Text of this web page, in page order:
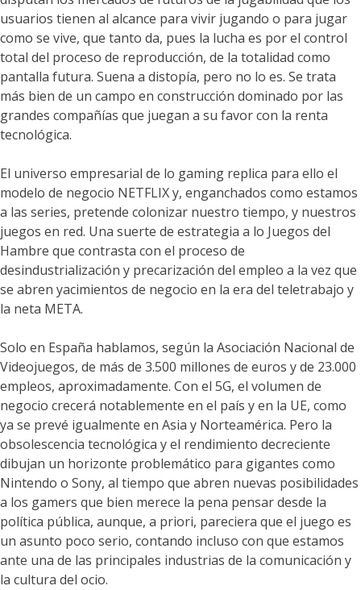
usuarios tienen al alcance para vivir jugando o para jugar
como se vive, que tanto da, pues la lucha es por el control
total del proceso de reproducción, de la totalidad como
pantalla futura. Suena a distopía, pero no lo es. Se trata
más bien de un campo en construcción dominado por las
grandes compañías que juegan a su favor con la renta
tecnológica.
El universo empresarial de lo gaming replica para ello el
modelo de negocio NETFLIX y, enganchados como estamos
a las series, pretende colonizar nuestro tiempo, y nuestros
juegos en red. Una suerte de estrategia a lo Juegos del
Hambre que contrasta con el proceso de
desindustrialización y precarización del empleo a la vez que
se abren yacimientos de negocio en la era del teletrabajo y
la neta META.
Solo en España hablamos, según la Asociación Nacional de
Videojuegos, de más de 3.500 millones de euros y de 23.000
empleos, aproximadamente. Con el 5G, el volumen de
negocio crecerá notablemente en el país y en la UE, como
ya se prevé igualmente en Asia y Norteamérica. Pero la
obsolescencia tecnológica y el rendimiento decreciente
dibujan un horizonte problemático para gigantes como
Nintendo o Sony, al tiempo que abren nuevas posibilidades
a los gamers que bien merece la pena pensar desde la
política pública, aunque, a priori, pareciera que el juego es
un asunto poco serio, contando incluso con que estamos
ante una de las principales industrias de la comunicación y
la cultura del ocio.